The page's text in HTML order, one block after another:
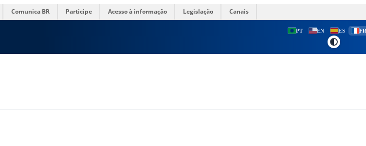
Comunica BR Participe Acesso à informação Legislação Canais
PT EN ES